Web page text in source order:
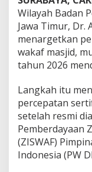
Wilayah Badan
Jawa Timur, Dr.
menargetkan
wakaf masjid,
tahun 2026
Langkah itu
percepatan
setelah resmi
Pemberdayaan
(ZISWAF)
Indonesia (PW